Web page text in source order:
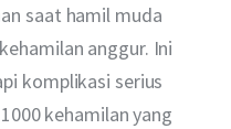
saat hamil muda
anggur. Ini
komplikasi serius
kehamilan yang